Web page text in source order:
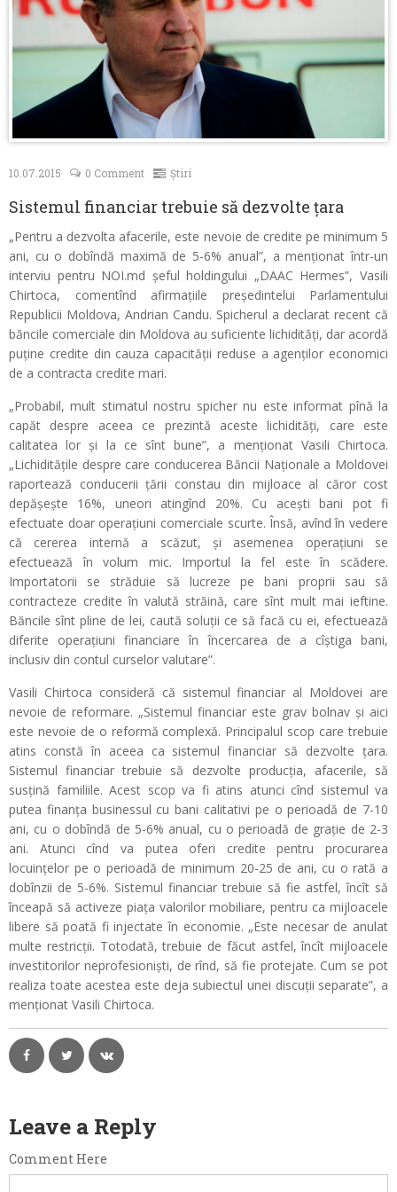
Contacte
10.07.2015 0 Comment Știri
Sistemul financiar trebuie să dezvolte țara
„Pentru a dezvolta afacerile, este nevoie de credite pe minimum 5
ani, cu o dobîndă maximă de 5-6% anual”, a menționat într-un
interviu pentru NOI.md șeful holdingului „DAAC Hermes”, Vasili
Chirtoca, comentînd afirmațiile președintelui Parlamentului
Republicii Moldova, Andrian Candu. Spicherul a declarat recent că
băncile comerciale din Moldova au suficiente lichidităţi, dar acordă
puţine credite din cauza capacităţii reduse a agenţilor economici
de a contracta credite mari.
„Probabil, mult stimatul nostru spicher nu este informat pînă la
capăt despre aceea ce prezintă aceste lichidități, care este
calitatea lor și la ce sînt bune”, a menționat Vasili Chirtoca.
„Lichiditățile despre care conducerea Băncii Naționale a Moldovei
raportează conducerii țării constau din mijloace al căror cost
depășește 16%, uneori atingînd 20%. Cu acești bani pot fi
efectuate doar operațiuni comerciale scurte. Însă, avînd în vedere
că cererea internă a scăzut, și asemenea operațiuni se
efectuează în volum mic. Importul la fel este în scădere.
Importatorii se străduie să lucreze pe bani proprii sau să
contracteze credite în valută străină, care sînt mult mai ieftine.
Băncile sînt pline de lei, caută soluții ce să facă cu ei, efectuează
diferite operațiuni financiare în încercarea de a cîștiga bani,
inclusiv din contul curselor valutare”.
Vasili Chirtoca consideră că sistemul financiar al Moldovei are
nevoie de reformare. „Sistemul financiar este grav bolnav și aici
este nevoie de o reformă complexă. Principalul scop care trebuie
atins constă în aceea ca sistemul financiar să dezvolte țara.
Sistemul financiar trebuie să dezvolte producția, afacerile, să
susțină familiile. Acest scop va fi atins atunci cînd sistemul va
putea finanța businessul cu bani calitativi pe o perioadă de 7-10
ani, cu o dobîndă de 5-6% anual, cu o perioadă de grație de 2-3
ani. Atunci cînd va putea oferi credite pentru procurarea
locuințelor pe o perioadă de minimum 20-25 de ani, cu o rată a
dobînzii de 5-6%. Sistemul financiar trebuie să fie astfel, încît să
înceapă să activeze piața valorilor mobiliare, pentru ca mijloacele
libere să poată fi injectate în economie. „Este necesar de anulat
multe restricții. Totodată, trebuie de făcut astfel, încît mijloacele
investitorilor neprofesioniști, de rînd, să fie protejate. Cum se pot
realiza toate acestea este deja subiectul unei discuții separate”, a
menționat Vasili Chirtoca.
Leave a Reply
Comment Here